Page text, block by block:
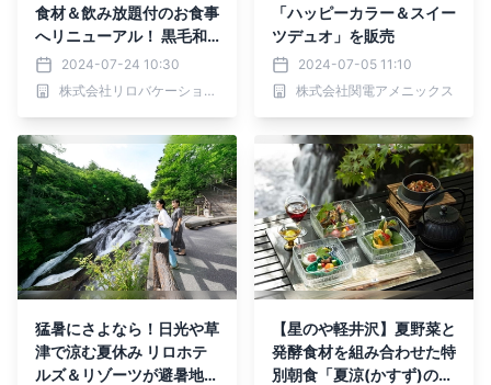
食材＆飲み放題付のお食事
へリニューアル！ 黒毛和
牛にアワビ、ズワイ蟹も愉
しめる｜2024年8月1日～
2024-07-24 10:30
株式会社リロバケーションズ
「ハッピーカラー＆スイー
ツデュオ」を販売
2024-07-05 11:10
株式会社関電アメニックス
猛暑にさよなら！日光や草
津で涼む夏休み リロホテ
ルズ＆リゾーツが避暑地の
【星のや軽井沢】夏野菜と
発酵食材を組み合わせた特
別朝食「夏涼(かすず)の